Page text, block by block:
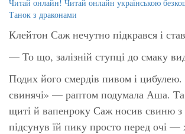
Читай онлайн! Читай онлайн українською
Танок з драконами
Клейтон Саж нечутно підкрався і
— То що, залізній ступці до смаку
Подих його смердів пивом і цибулею.
свинячі» — раптом подумала Аша.
щиті й вапенроку Саж носив свиню
підсунув їй пику просто перед очі —